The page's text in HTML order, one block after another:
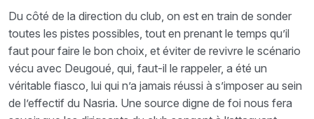
Du côté de la direction du club, on est en train de sonder
toutes les pistes possibles, tout en prenant le temps qu’il
faut pour faire le bon choix, et éviter de revivre le scénario
vécu avec Deugoué, qui, faut-il le rappeler, a été un
véritable fiasco, lui qui n’a jamais réussi à s’imposer au sein
de l’effectif du Nasria. Une source digne de foi nous fera